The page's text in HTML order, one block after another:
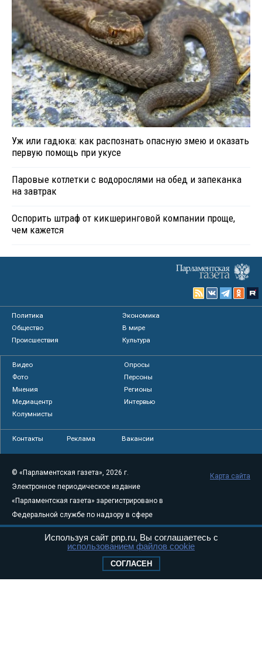
Уж или гадюка: как распознать опасную змею и оказать
первую помощь при укусе
Паровые котлетки с водорослями на обед и запеканка
на завтрак
Оспорить штраф от кикшеринговой компании проще,
чем кажется
Политика
Экономика
Общество
В мире
Происшествия
Культура
Видео
Опросы
Фото
Персоны
Мнения
Регионы
Медиацентр
Интервью
Колумнисты
Контакты Реклама Вакансии
© «Парламентская газета», 2026 г.
Электронное периодическое издание
«Парламентская газета» зарегистрировано в
Федеральной службе по надзору в сфере
связи, информационных технологий и
массовых коммуникаций (Роскомнадзор) 05
Свидетельство о регистрации Эл № ФС77-
Карта сайта
Используя сайт pnp.ru, Вы соглашаетесь с
использованием файлов cookie
СОГЛАСЕН